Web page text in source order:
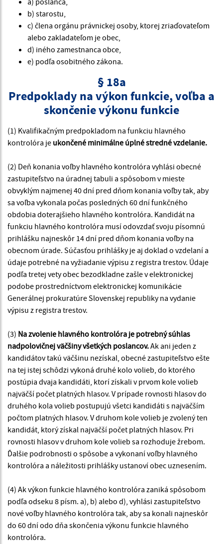
b) starostu,
c) člena orgánu právnickej osoby, ktorej zriaďovateľom
alebo zakladateľom je obec,
d) iného zamestnanca obce,
e) podľa osobitného zákona.
§ 18a
Predpoklady na výkon funkcie, voľba a
skončenie výkonu funkcie
(1) Kvalifikačným predpokladom na funkciu hlavného
kontrolóra je ukončené minimálne úplné stredné vzdelanie.
(2) Deň konania voľby hlavného kontrolóra vyhlási obecné
zastupiteľstvo na úradnej tabuli a spôsobom v mieste
obvyklým najmenej 40 dní pred dňom konania voľby tak, aby
sa voľba vykonala počas posledných 60 dní funkčného
obdobia doterajšieho hlavného kontrolóra. Kandidát na
funkciu hlavného kontrolóra musí odovzdať svoju písomnú
prihlášku najneskôr 14 dní pred dňom konania voľby na
obecnom úrade. Súčasťou prihlášky je aj doklad o vzdelaní a
údaje potrebné na vyžiadanie výpisu z registra trestov. Údaje
podľa tretej vety obec bezodkladne zašle v elektronickej
podobe prostredníctvom elektronickej komunikácie
Generálnej prokuratúre Slovenskej republiky na vydanie
výpisu z registra trestov.
(3) Na zvolenie hlavného kontrolóra je potrebný súhlas
nadpolovičnej väčšiny všetkých poslancov.Ak ani jeden z
kandidátov takú väčšinu nezískal, obecné zastupiteľstvo ešte
na tej istej schôdzi vykoná druhé kolo volieb, do ktorého
postúpia dvaja kandidáti, ktorí získali v prvom kole volieb
najväčší počet platných hlasov. V prípade rovnosti hlasov do
druhého kola volieb postupujú všetci kandidáti s najväčším
počtom platných hlasov. V druhom kole volieb je zvolený ten
kandidát, ktorý získal najväčší počet platných hlasov. Pri
rovnosti hlasov v druhom kole volieb sa rozhoduje žrebom.
Ďalšie podrobnosti o spôsobe a vykonaní voľby hlavného
kontrolóra a náležitosti prihlášky ustanoví obec uznesením.
(4) Ak výkon funkcie hlavného kontrolóra zaniká spôsobom
podľa odseku 8 písm. a), b) alebo d), vyhlási zastupiteľstvo
nové voľby hlavného kontrolóra tak, aby sa konali najneskôr
do 60 dní odo dňa skončenia výkonu funkcie hlavného
kontrolóra.